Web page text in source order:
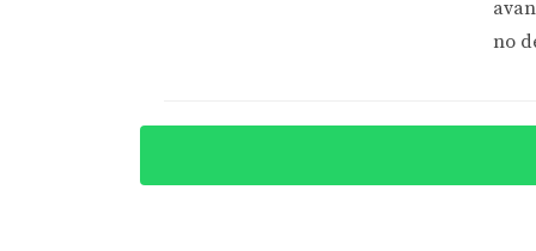
Ventajas de las Casas
Menor impacto ambiental durante la
CASO ESTUDIO 3: LA
no